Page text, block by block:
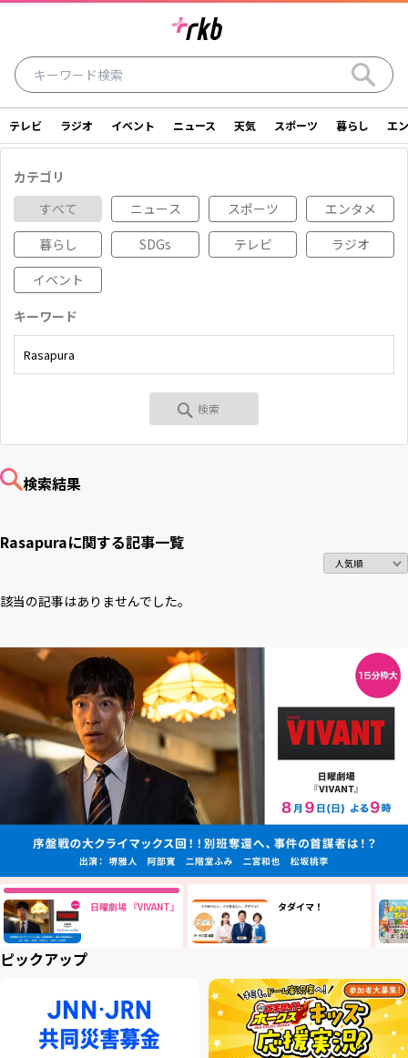
テレビ ラジオ イベント ニュース
天気 スポーツ 暮らし エンタメ
SDGs アナウンサー ライター シリーズ
ご意見・お問い合わせ
関連会社
テレビ ラジオ イベント ニュース 天気 スポーツ 暮らし エ
カテゴリ
すべて
ニュース スポーツ
エンタメ
暮らし
SDGs テレビ
ラジオ
イベント
キーワード
検索結果
Rasapuraに関する記事一覧
該当の記事はありませんでした。
日曜劇場 『VIVANT』 タダイマ！
ピックアップ